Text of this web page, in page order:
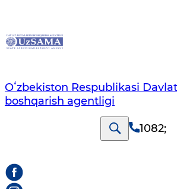
Oʻzbekiston Respublikasi
boshqarish agentligi
1082;